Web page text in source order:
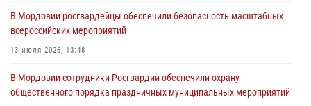
незамедлительно
05 августа 2026, 15:04
подозреваемого в причинении телесных повреждений супруге
05 августа 2026, 12:34
В Мордовии росгвардейцы обеспечили безопасность масштабных
всероссийских мероприятий
13 июля 2026, 13:48
В Мордовии сотрудники Росгвардии обеспечили охрану
общественного порядка праздничных муниципальных мероприятий